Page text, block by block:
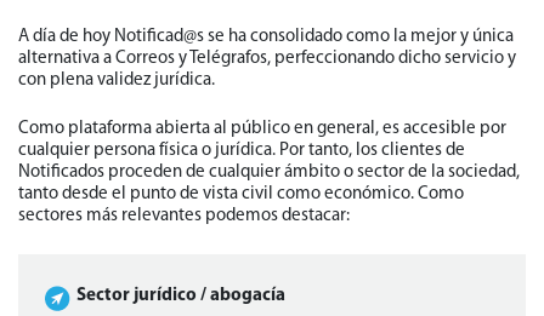
A día de hoy Notificad@s se ha consolidado como la mejor y única
alternativa a Correos y Telégrafos, perfeccionando dicho servicio y
con plena validez jurídica.
Como plataforma abierta al público en general, es accesible por
cualquier persona física o jurídica. Por tanto, los clientes de
Notificados proceden de cualquier ámbito o sector de la sociedad,
tanto desde el punto de vista civil como económico. Como
sectores más relevantes podemos destacar:
Sector jurídico / abogacía